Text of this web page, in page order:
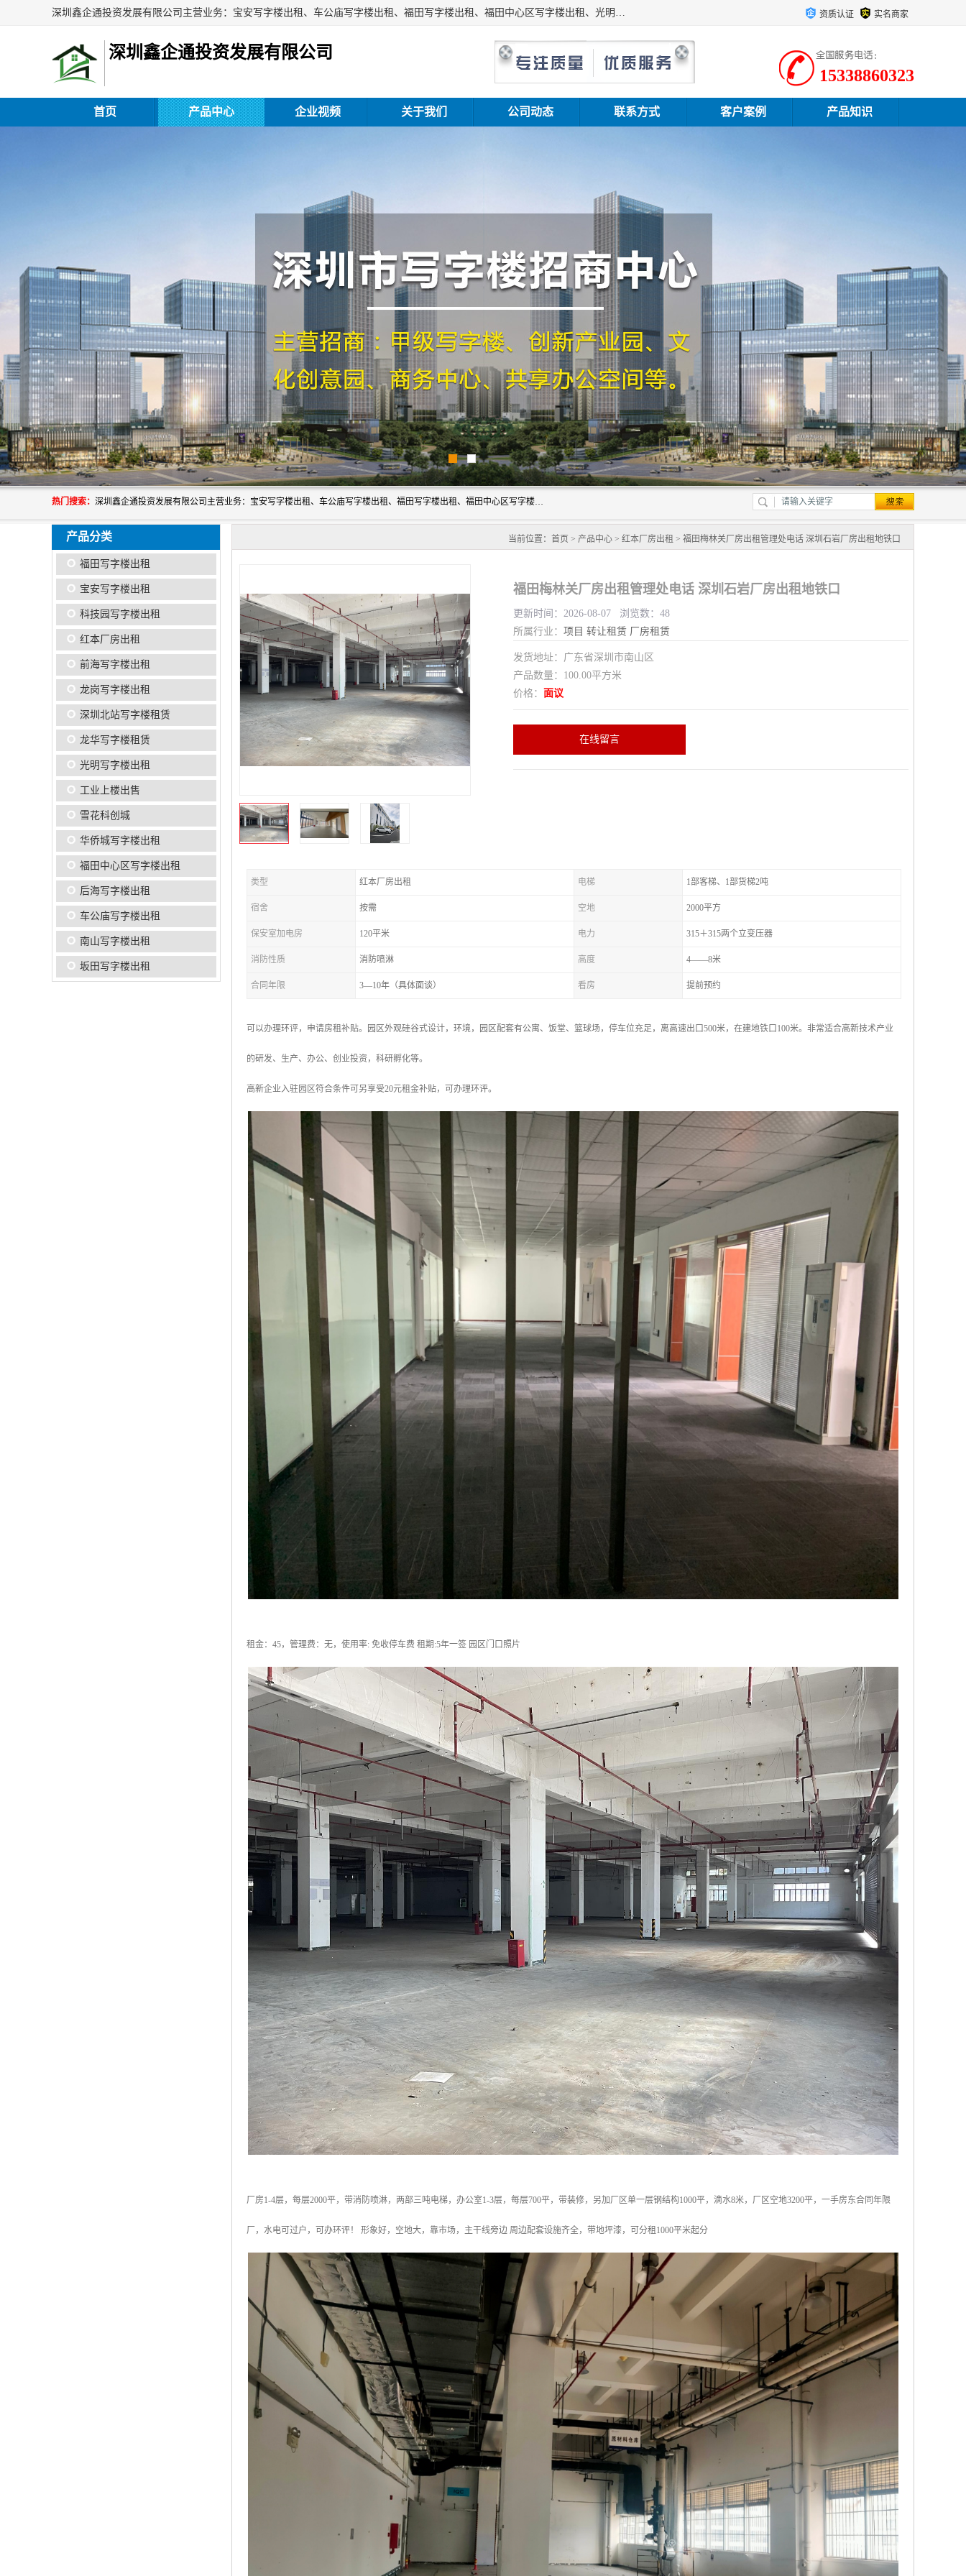
深圳鑫企通投资发展有限公司主营业务：宝安写字楼出租、车公庙写字楼出租、福田写字楼出租、福田中心区写字楼出租、光明写字楼出租、后海写字楼出租、科技园写字楼出租、南山写字楼出租等。公司专注为写字楼提供整体解决方案的化服务，依托于长期的写字楼线下运营经验和积累，以及丰富的互联网从业经验，拥有完善的服务架构体系、丰富的行业经验、与充分的销售资源。 资质认证 实名商家
深圳鑫企通投资发展有限公司
15338860323
首页 产品中心 企业视频 关于我们 公司动态 联系方式 客户案例 产品知识
热门搜索： 深圳鑫企通投资发展有限公司主营业务：宝安写字楼出租、车公庙写字楼出租、福田写字楼出租、福田中心区写字楼出租、光明写字楼出租、后海写字楼出租、科技园写字楼出租、南山写字楼出租等。公司专注为写字楼提供整体解决方案的化服务，依托于长期的写字楼线下运营经验和积累，以及丰富的互联网从业经验，拥有完善的服务架构体系、丰富的行业经验、与充分的销售资源。
产品分类
福田写字楼出租
宝安写字楼出租
科技园写字楼出租
红本厂房出租
前海写字楼出租
龙岗写字楼出租
深圳北站写字楼租赁
龙华写字楼租赁
光明写字楼出租
工业上楼出售
雪花科创城
华侨城写字楼出租
福田中心区写字楼出租
后海写字楼出租
车公庙写字楼出租
南山写字楼出租
坂田写字楼出租
当前位置： 首页 > 产品中心 > 红本厂房出租 > 福田梅林关厂房出租管理处电话 深圳石岩厂房出租地铁口
福田梅林关厂房出租管理处电话 深圳石岩厂房出租地铁口
更新时间：2026-08-07 浏览数：48
所属行业： 项目 转让租赁 厂房租赁
发货地址：广东省深圳市南山区
产品数量：100.00平方米
价格： 面议
在线留言
类型 红本厂房出租 电梯 1部客梯、1部货梯2吨
宿舍 按需 空地 2000平方
保安室加电房 120平米 电力 315＋315两个立变压器
消防性质 消防喷淋 高度 4——8米
合同年限 3—10年（具体面谈） 看房 提前预约
可以办理环评，申请房租补贴。园区外观硅谷式设计，环境，园区配套有公寓、饭堂、篮球场，停车位充足，离高速出口500米，在建地铁口100米。非常适合高新技术产业
的研发、生产、办公、创业投资，科研孵化等。
高新企业入驻园区符合条件可另享受20元租金补贴，可办理环评。
租金：45，管理费：无，使用率: 免收停车费 租期:5年一签 园区门口照片
厂房1-4层，每层2000平，带消防喷淋，两部三吨电梯，办公室1-3层，每层700平，带装修，另加厂区单一层钢结构1000平，滴水8米，厂区空地3200平，一手房东合同年限
厂，水电可过户，可办环评！ 形象好，空地大，靠市场，主干线旁边 周边配套设施齐全，带地坪漆，可分租1000平米起分